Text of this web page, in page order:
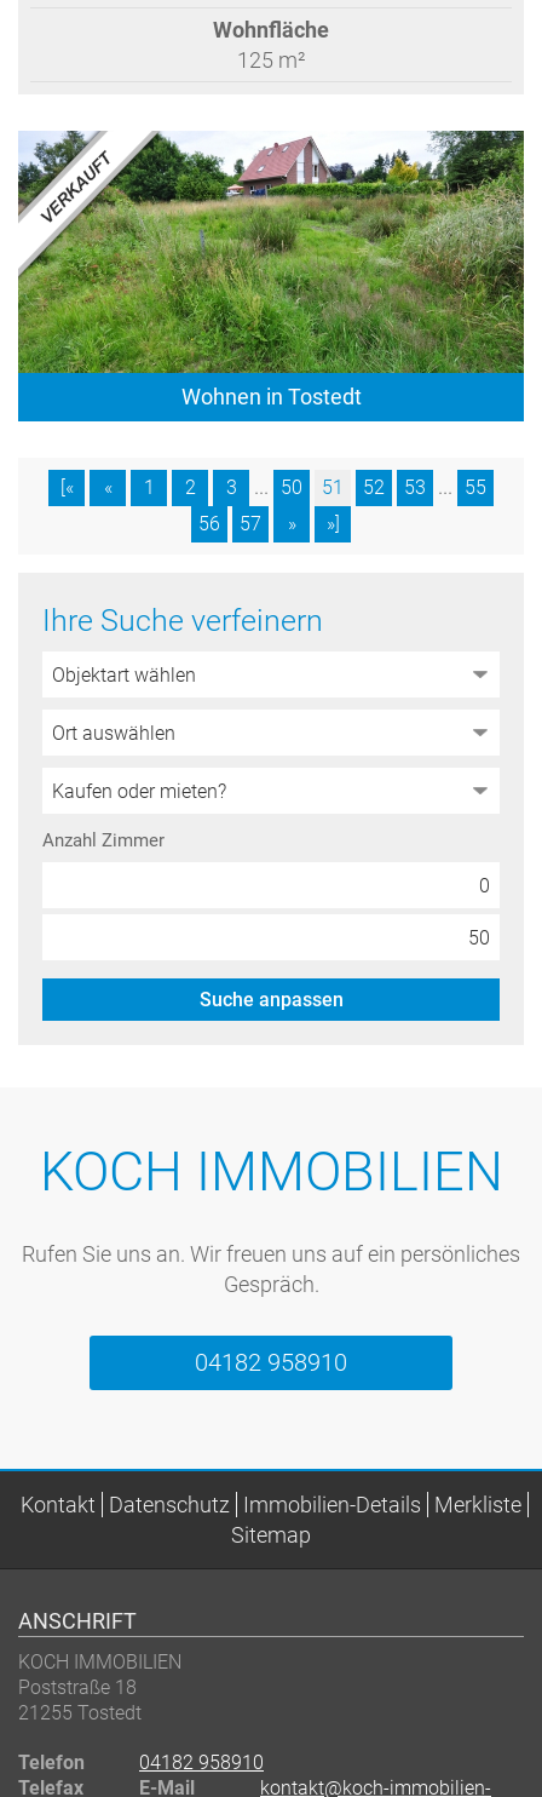
Wohnfläche
125 m²
Wohnen in Tostedt
[« « 1 2 3 ... 50 51 52 53 ...
55
56
57 » »]
Ihre Suche verfeinern
Anzahl Zimmer
Suche anpassen
KOCH IMMOBILIEN
Rufen Sie uns an. Wir freuen uns auf ein persönliches
Gespräch.
04182 958910
Kontakt Datenschutz Immobilien-Details
Merkliste
Sitemap
ANSCHRIFT
KOCH IMMOBILIEN
Poststraße 18
21255 Tostedt
Telefon
04182 958910
Telefax
E-Mail kontakt@koch-immobilien-